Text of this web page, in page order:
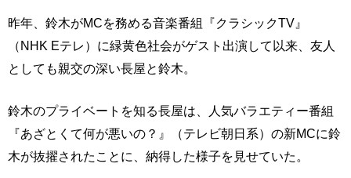
昨年、鈴木がMCを務める音楽番組『クラシックTV』
（NHK Eテレ）に緑黄色社会がゲスト出演して以来、友人
としても親交の深い長屋と鈴木。
鈴木のプライベートを知る長屋は、人気バラエティー番組
『あざとくて何が悪いの？』（テレビ朝日系）の新MCに鈴
木が抜擢されたことに、納得した様子を見せていた。